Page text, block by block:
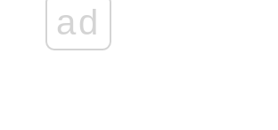
ad